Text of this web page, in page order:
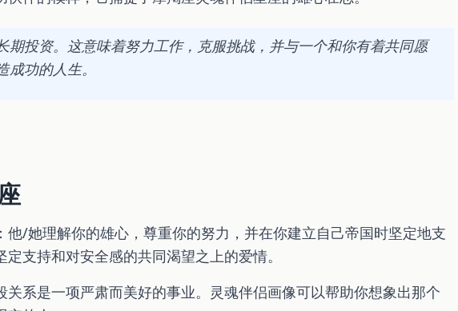
期投资。这意味着努力工作，克服挑战，并与一个和你有着共同愿
功的人生。
/她理解你的雄心，尊重你的努力，并在你建立自己帝国时坚定地支
支持和对安全感的共同渴望之上的爱情。
系是一项严肃而美好的事业。灵魂伴侣画像可以帮助你想象出那个